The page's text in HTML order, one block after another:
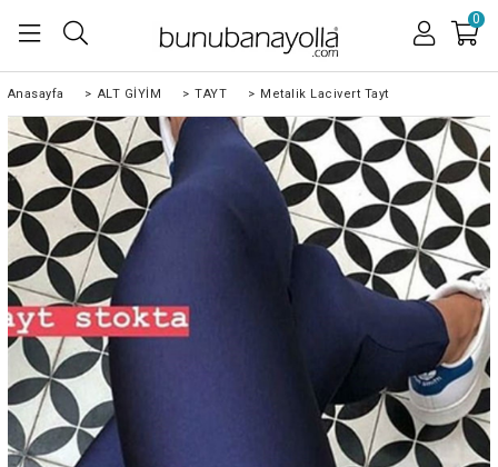
0
Anasayfa > ALT GİYİM > TAYT > Metalik Lacivert Tayt